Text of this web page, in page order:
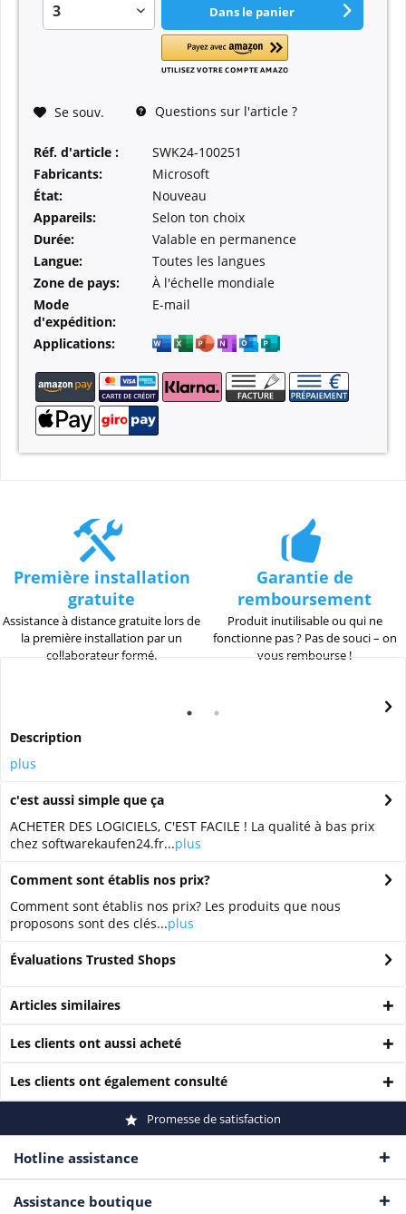
Dans le panier
Se souv. Questions sur l'article ?
Réf. d'article :
SWK24-100251
Fabricants:
Microsoft
État:
Nouveau
Appareils:
Selon ton choix
Durée:
Valable en permanence
Langue:
Toutes les langues
Zone de pays:
À l'échelle mondiale
Mode
d'expédition:
E-mail
Applications:
Première installation
gratuite
Assistance à distance gratuite lors de
la première installation par un
collaborateur formé.
Garantie de
remboursement
Produit inutilisable ou qui ne
fonctionne pas ? Pas de souci – on
vous rembourse !
Description
plus
c'est aussi simple que ça
ACHETER DES LOGICIELS, C'EST FACILE ! La qualité à bas prix
chez softwarekaufen24.fr...plus
Comment sont établis nos prix?
Comment sont établis nos prix? Les produits que nous
proposons sont des clés...plus
Évaluations Trusted Shops
Articles similaires
Les clients ont aussi acheté
Les clients ont également consulté
Promesse de satisfaction
Hotline assistance
Assistance boutique